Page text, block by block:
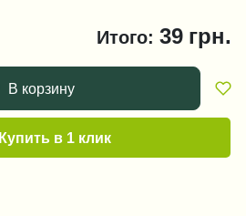
Итого: 39 грн.
В корзину
Купить в 1 клик